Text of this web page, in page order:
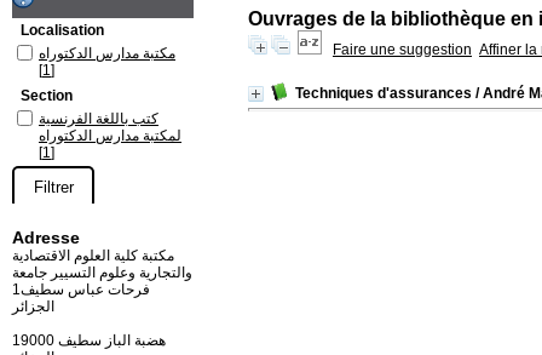
Ouvrages de la bibliothèque en
Faire une suggestion Affiner la
Techniques d'assurances / André
Localisation
مكتبة مدارس الدكتوراه
[1]
Section
كتب باللغة الفرنسية
لمكتبة مدارس الدكتوراه
[1]
Adresse
مكتبة كلية العلوم الاقتصادية
والتجارية وعلوم التسيير جامعة
فرحات عباس سطيف1
الجزائر
19000 هضبة الباز سطيف